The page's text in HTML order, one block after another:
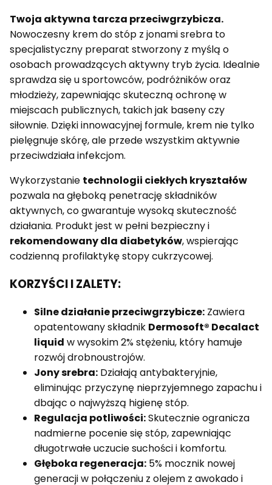
Twoja aktywna tarcza przeciwgrzybicza.
Nowoczesny krem do stóp z jonami srebra to
specjalistyczny preparat stworzony z myślą o
osobach prowadzących aktywny tryb życia. Idealnie
sprawdza się u sportowców, podróżników oraz
młodzieży, zapewniając skuteczną ochronę w
miejscach publicznych, takich jak baseny czy
siłownie. Dzięki innowacyjnej formule, krem nie tylko
pielęgnuje skórę, ale przede wszystkim aktywnie
przeciwdziała infekcjom.
Wykorzystanie technologii ciekłych kryształów
pozwala na głęboką penetrację składników
aktywnych, co gwarantuje wysoką skuteczność
działania. Produkt jest w pełni bezpieczny i
rekomendowany dla diabetyków, wspierając
codzienną profilaktykę stopy cukrzycowej.
KORZYŚCI I ZALETY:
Silne działanie przeciwgrzybicze: Zawiera
opatentowany składnik Dermosoft® Decalact
liquid w wysokim 2% stężeniu, który hamuje
rozwój drobnoustrojów.
Jony srebra: Działają antybakteryjnie,
eliminując przyczynę nieprzyjemnego zapachu i
dbając o najwyższą higienę stóp.
Regulacja potliwości:Skutecznie ogranicza
nadmierne pocenie się stóp, zapewniając
długotrwałe uczucie suchości i komfortu.
Głęboka regeneracja: 5% mocznik nowej
generacji w połączeniu z olejem z awokado i